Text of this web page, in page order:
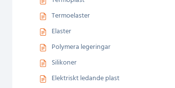
Termoelaster
Elaster
Polymera legeringar
Silikoner
Elektriskt ledande plast